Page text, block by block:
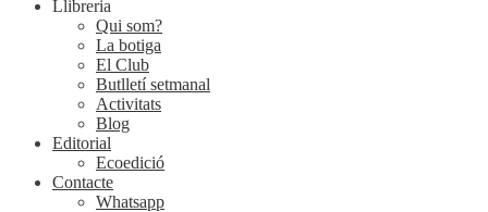
Llibreria
Qui som?
La botiga
El Club
Butlletí setmanal
Activitats
Blog
Editorial
Ecoedició
Contacte
Whatsapp